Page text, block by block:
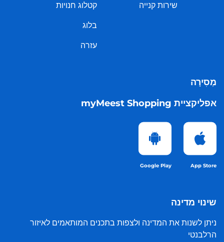
שירות קנייה קטלוג חנויות
בלוג
עזרה
מְסִירָה
אפליקציית myMeest Shopping
App Store
Google Play
שינוי מדינה
ניתן לשנות את המדינה ולצפות בתכנים המותאמים לאיזור
הרלבנטי